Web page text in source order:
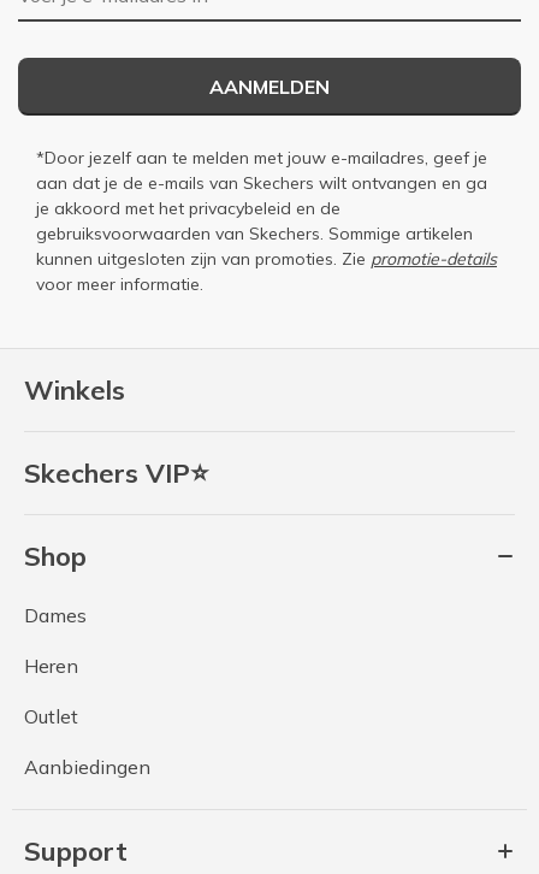
Winkels
Skechers VIP⭐
Shop
Dames
Heren
Outlet
Aanbiedingen
Support
AANMELDEN
*Door jezelf aan te melden met jouw e-mailadres, geef je
aan dat je de e-mails van Skechers wilt ontvangen en ga
je akkoord met het privacybeleid en de
gebruiksvoorwaarden van Skechers. Sommige artikelen
kunnen uitgesloten zijn van promoties. Zie promotie-details
voor meer informatie.